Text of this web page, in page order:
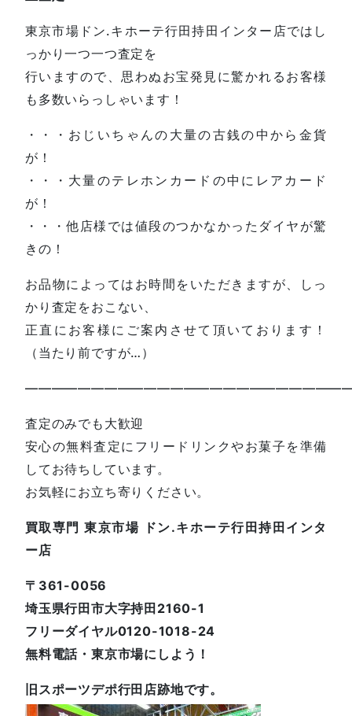
東京市場ドン.キホーテ行田持田インター店ではし
っかり一つ一つ査定を
行いますので、思わぬお宝発見に驚かれるお客様
も多数いらっしゃいます！
・・・おじいちゃんの大量の古銭の中から金貨
が！
・・・大量のテレホンカードの中にレアカード
が！
・・・他店様では値段のつかなかったダイヤが驚
きの！
お品物によってはお時間をいただきますが、しっ
かり査定をおこない、
正直にお客様にご案内させて頂いております！
（当たり前ですが…）
査定のみでも大歓迎
安心の無料査定にフリードリンクやお菓子を準備
してお待ちしています。
お気軽にお立ち寄りください。
買取専門 東京市場 ドン.キホーテ行田持田インタ
ー店
〒361-0056
埼玉県行田市大字持田2160-1
フリーダイヤル0120-1018-24
無料電話・東京市場にしよう！
旧スポーツデポ行田店跡地です。